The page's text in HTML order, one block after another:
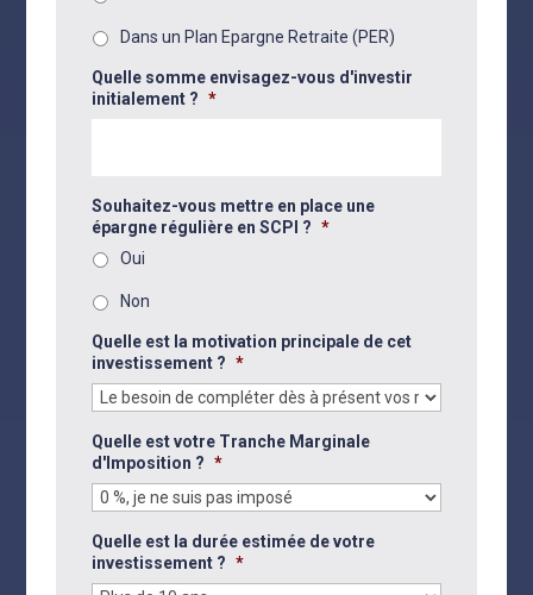
Dans un Plan Epargne Retraite (PER)
Quelle somme envisagez-vous d'investir
initialement ? *
Souhaitez-vous mettre en place une
épargne régulière en SCPI ? *
Oui
Non
Quelle est la motivation principale de cet
investissement ? *
Quelle est votre Tranche Marginale
d'Imposition ? *
Quelle est la durée estimée de votre
investissement ? *